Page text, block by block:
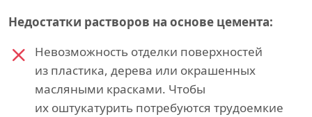
Недостатки растворов на основе цемента:
Невозможность отделки поверхностей
из пластика, дерева или окрашенных
масляными красками. Чтобы
их оштукатурить потребуются трудоемкие